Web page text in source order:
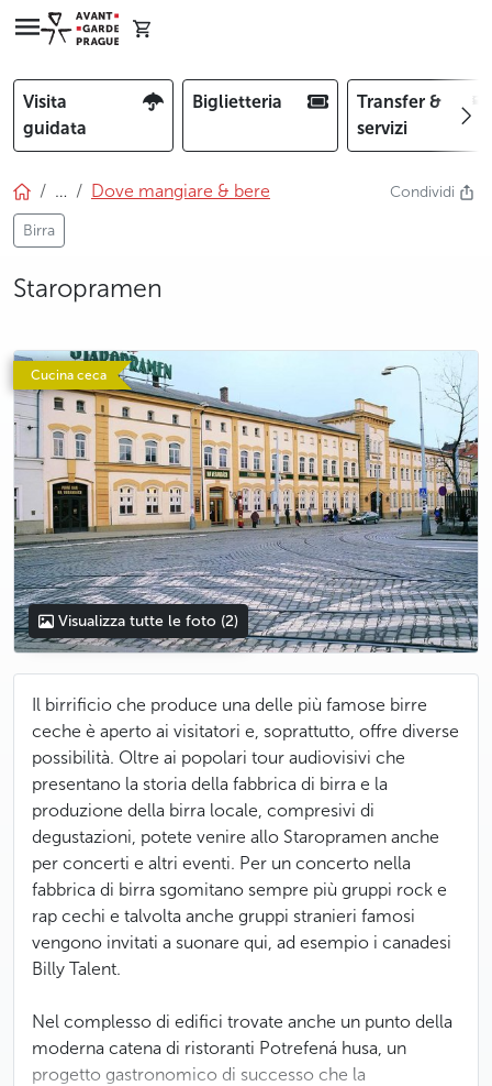
Visita
guidata
Biglietteria
Transfer &
servizi
… Dove mangiare & bere
Birra
Condividi
Staropramen
Cucina ceca
Visualizza tutte le foto (2)
Il birrificio che produce una delle più famose birre
ceche è aperto ai visitatori e, soprattutto, offre diverse
possibilità. Oltre ai popolari tour audiovisivi che
presentano la storia della fabbrica di birra e la
produzione della birra locale, compresivi di
degustazioni, potete venire allo Staropramen anche
per concerti e altri eventi. Per un concerto nella
fabbrica di birra sgomitano sempre più gruppi rock e
rap cechi e talvolta anche gruppi stranieri famosi
vengono invitati a suonare qui, ad esempio i canadesi
Billy Talent.
Nel complesso di edifici trovate anche un punto della
moderna catena di ristoranti Potrefená husa, un
progetto gastronomico di successo che la